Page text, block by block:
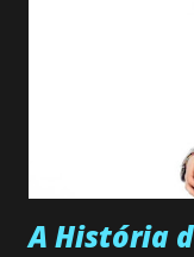
A História